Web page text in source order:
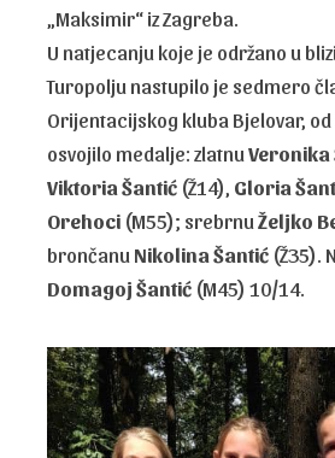
„Maksimir“ iz Zagreba.
U natjecanju koje je održano u
Turopolju nastupilo je sedmero
Orijentacijskog kluba Bjelovar,
osvojilo medalje: zlatnuVeronika
Viktoria Šantić (Ž14), Gloria
Orehoci (M55); srebrnuŽeljko
brončanu Nikolina Šantić (Ž35).
Domagoj Šantić (M45) 10/14.